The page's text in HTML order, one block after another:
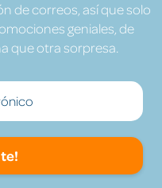
de correos, así que solo
geniales, de
que otra sorpresa.